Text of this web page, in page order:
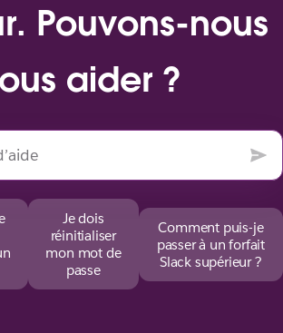
Pouvons-nous
aider ?
Je dois
réinitialiser
mon mot de
passe
Comment puis-je
passer à un forfait
Slack supérieur ?